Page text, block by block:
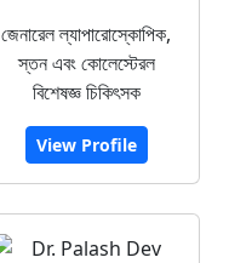
জেনারেল ল্যাপারোস্কোপিক,
স্তন এবং কোলেস্টেরল
বিশেষজ্ঞ চিকিৎসক
View Profile